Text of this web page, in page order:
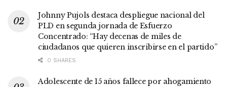
Johnny Pujols destaca despliegue nacional del
PLD en segunda jornada de Esfuerzo
Concentrado: “Hay decenas de miles de
ciudadanos que quieren inscribirse en el partido”
0 SHARES
Adolescente de 15 años fallece por ahogamiento